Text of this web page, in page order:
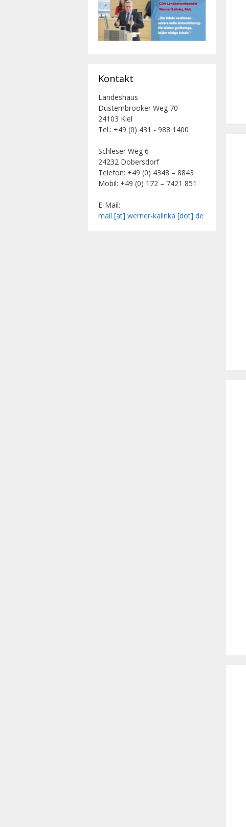
Kontakt
Landeshaus
Düsternbrooker Weg 70
24103 Kiel
Tel.: +49 (0) 431 - 988 1400
Schleser Weg 6
24232 Dobersdorf
Telefon: +49 (0) 4348 – 8843
Mobil: +49 (0) 172 – 7421 851
E-Mail:
mail [at] werner-kalinka [dot] de